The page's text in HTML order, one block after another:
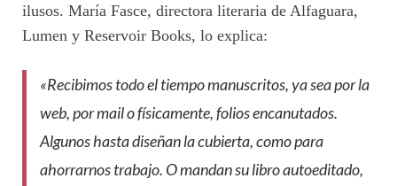
ilusos. María Fasce, directora literaria de Alfaguara,
Lumen y Reservoir Books, lo explica:
«Recibimos todo el tiempo manuscritos, ya sea por la
web, por mail o físicamente, folios encanutados.
Algunos hasta diseñan la cubierta, como para
ahorrarnos trabajo. O mandan su libro autoeditado,